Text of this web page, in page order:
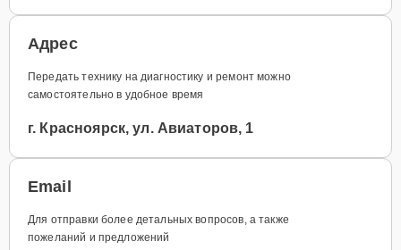
Адрес
Передать технику на диагностику и ремонт можно
самостоятельно в удобное время
г. Красноярск, ул. Авиаторов, 1
Email
Для отправки более детальных вопросов, а также
пожеланий и предложений